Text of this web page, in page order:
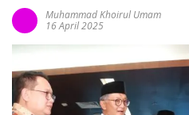
Muhammad Khoirul Umam
16 April 2025